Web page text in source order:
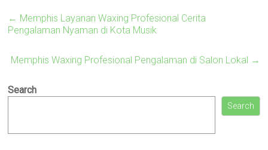
← Memphis Layanan Waxing Profesional Cerita
Pengalaman Nyaman di Kota Musik
Memphis Waxing Profesional Pengalaman di Salon Lokal →
Search
Search